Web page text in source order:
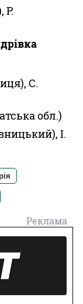
Р.
С.
обл.)
І.
Реклама